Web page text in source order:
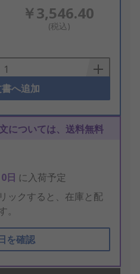
￥3,546.40
(税込)
へ追加
については、送料無料
日 に入荷予定
ックすると、在庫と配
を確認